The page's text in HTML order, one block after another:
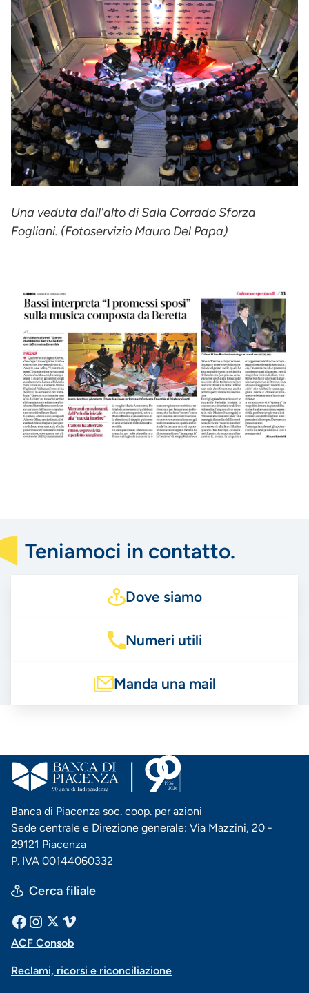
Una veduta dall'alto di Sala Corrado Sforza
Fogliani. (Fotoservizio Mauro Del Papa)
Teniamoci in contatto.
Dove siamo
Numeri utili
Manda una mail
Banca di Piacenza soc. coop. per azioni
Sede centrale e Direzione generale: Via Mazzini, 20 -
29121 Piacenza
P. IVA 00144060332
Cerca filiale
Menu
social
Facebook
InstagramVimeo
Menu
ACF Consob
Reclami, ricorsi e riconciliazione